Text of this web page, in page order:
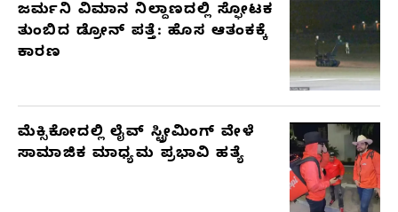
ಜರ್ಮನಿ ವಿಮಾನ ನಿಲ್ದಾಣದಲ್ಲಿ ಸ್ಫೋಟಕ
ತುಂಬಿದ ಡ್ರೋನ್ ಪತ್ತೆ: ಹೊಸ ಆತಂಕಕ್ಕೆ
ಕಾರಣ
ಮೆಕ್ಸಿಕೋದಲ್ಲಿ ಲೈವ್ ಸ್ಟ್ರೀಮಿಂಗ್ ವೇಳೆ
ಸಾಮಾಜಿಕ ಮಾಧ್ಯಮ ಪ್ರಭಾವಿ ಹತ್ಯೆ